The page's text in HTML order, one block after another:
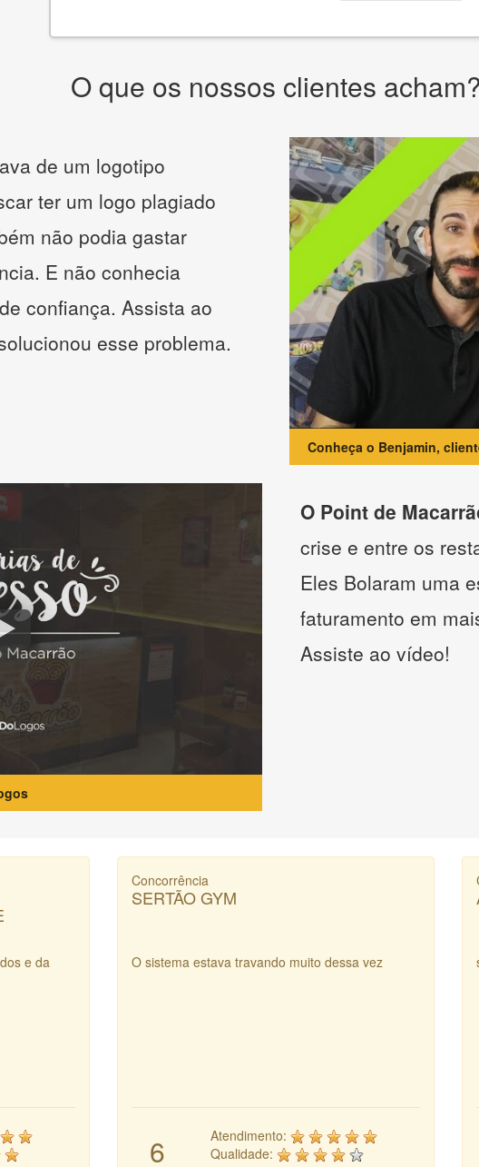
O que os nossos clientes
de um logotipo
ter um logo plagiado
não podia gastar
E não conhecia
confiança. Assista ao
esse problema.
Conheça o Benjamin,
O Point de
crise e entre os
Eles Bolaram uma
faturamento em
Assiste ao vídeo!
e da
Concorrência
SERTÃO GYM
O sistema estava travando muito dessa vez
6
Atendimento:
Qualidade: